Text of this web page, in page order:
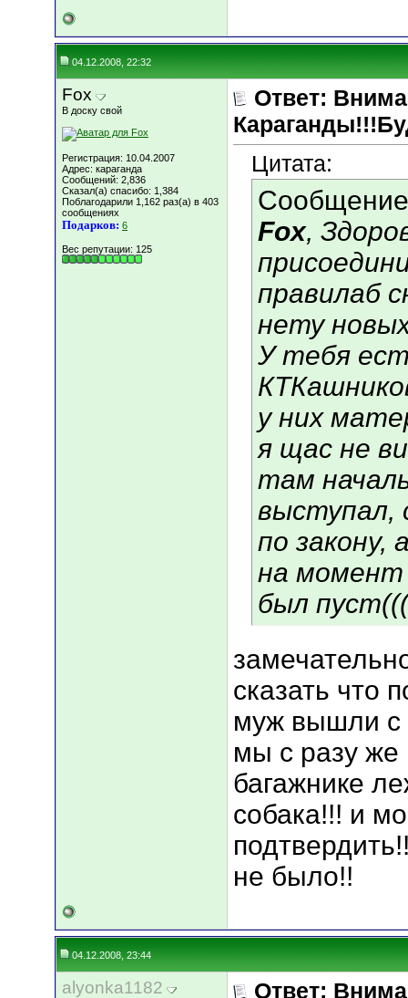
04.12.2008, 22:32
Fox
В доску свой
Регистрация: 10.04.2007
Адрес: караганда
Сообщений: 2,836
Сказал(а) спасибо: 1,384
Поблагодарили 1,162 раз(а) в 403
сообщениях
Подарков: 6
Вес репутации: 125
Ответ:
Цитата:
Fox,
правилаб
нету
У тебя
у них
я щас не
там
выступал,
по закону,
на момент
был
сказать что
муж вышли с
мы с разу же
багажнике
собака!!! и
не было!!
04.12.2008, 23:44
alyonka1182 Ответ: